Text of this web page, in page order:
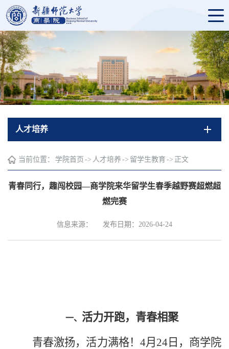
人才培养
当前位置： 学院首页 -> 人才培养 -> 留学生教育 -> 正文
青春同行，趣闯校园—商学院来华留学生春季越野赛超燃超
燃完赛
信息来源： 发布日期：2026-04-24
一、 活力开跑，青春相聚
青春激扬，活力满格！ 4月 24日，商学院